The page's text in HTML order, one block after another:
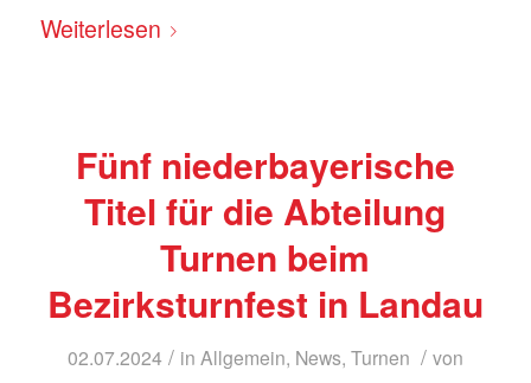
Weiterlesen
Fünf niederbayerische
Titel für die Abteilung
Turnen beim
Bezirksturnfest in Landau
02.07.2024 / in Allgemein, News, Turnen / von